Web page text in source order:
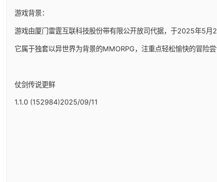
游戏背景：
游戏由厦门雷霆互联科技股份带有限公开放司代据，于2025年5
它属于独套以异世界为背景的MMORPG，注重点轻松愉快的冒险
仗剑传说更鲜
1.1.0 (152984)2025/09/11